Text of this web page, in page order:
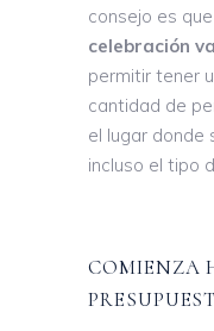
consejo es
celebración
permitir tener
cantidad de
el lugar donde
incluso el tipo
COMIENZA